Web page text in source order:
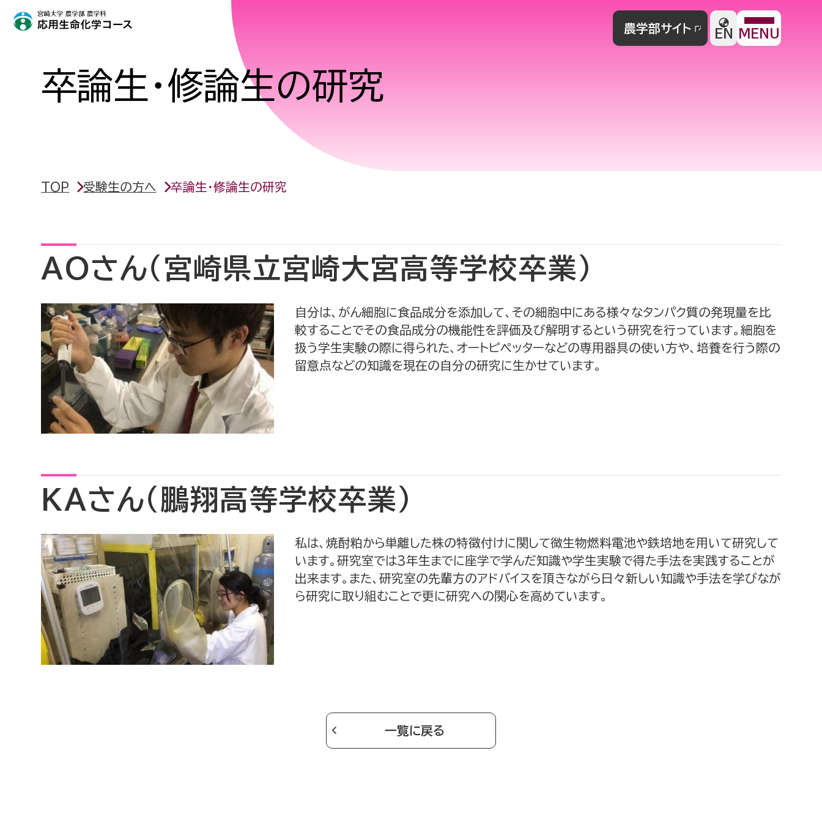
農学部サイト EN MENU
卒論生・修論生の研究
TOP 受験生の方へ 卒論生・修論生の研究
AOさん（宮崎県立宮崎大宮高等学校卒業）
自分は、がん細胞に食品成分を添加して、その細胞中にある様々なタンパク質の発現量を比
較することでその食品成分の機能性を評価及び解明するという研究を行っています。細胞を
扱う学生実験の際に得られた、オートピペッターなどの専用器具の使い方や、培養を行う際の
留意点などの知識を現在の自分の研究に生かせています。
KAさん（鵬翔高等学校卒業）
私は、焼酎粕から単離した株の特徴付けに関して微生物燃料電池や鉄培地を用いて研究して
います。研究室では3年生までに座学で学んだ知識や学生実験で得た手法を実践することが
出来ます。また、研究室の先輩方のアドバイスを頂きながら日々新しい知識や手法を学びなが
ら研究に取り組むことで更に研究への関心を高めています。
一覧に戻る